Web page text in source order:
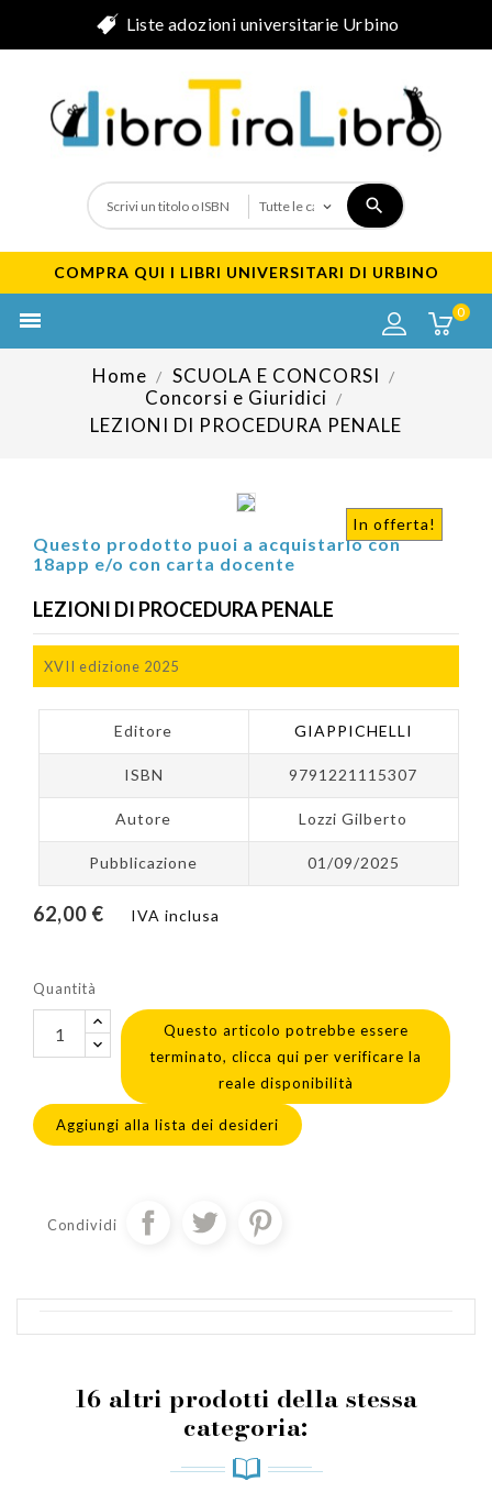
Liste adozioni universitarie Urbino
COMPRA QUI I LIBRI UNIVERSITARI DI URBINO
 0
Home
SCUOLA E CONCORSI
Concorsi e Giuridici
LEZIONI DI PROCEDURA PENALE
In offerta!
Questo prodotto puoi a acquistarlo con
18app e/o con carta docente
LEZIONI DI PROCEDURA PENALE
XVII edizione 2025
Editore GIAPPICHELLI
ISBN 9791221115307
Autore Lozzi Gilberto
Pubblicazione 01/09/2025
62,00 € IVA inclusa
Quantità
Questo articolo potrebbe essere
terminato, clicca qui per verificare la
reale disponibilità
Aggiungi alla lista dei desideri
Condividi
16 altri prodotti della stessa
categoria: